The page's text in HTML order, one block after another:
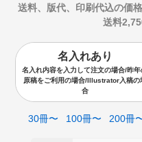
送料、版代、印刷代込の価
送料
名入れあり
名入れ内容を入力して注文の場合/昨年
原稿をご利用の場合/Illustrator入稿の
合
30冊〜 100冊〜 200冊